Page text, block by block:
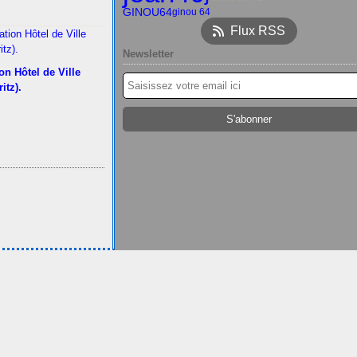
Hôtel de Ville
GINOU64ginou 64
Flux RSS
Newsletter